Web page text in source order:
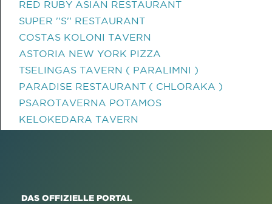
RED RUBY ASIAN RESTAURANT
SUPER ''S'' RESTAURANT
COSTAS KOLONI TAVERN
ASTORIA NEW YORK PIZZA
TSELINGAS TAVERN ( PARALIMNI )
PARADISE RESTAURANT ( CHLORAKA )
PSAROTAVERNA POTAMOS
KELOKEDARA TAVERN
DAS OFFIZIELLE PORTAL